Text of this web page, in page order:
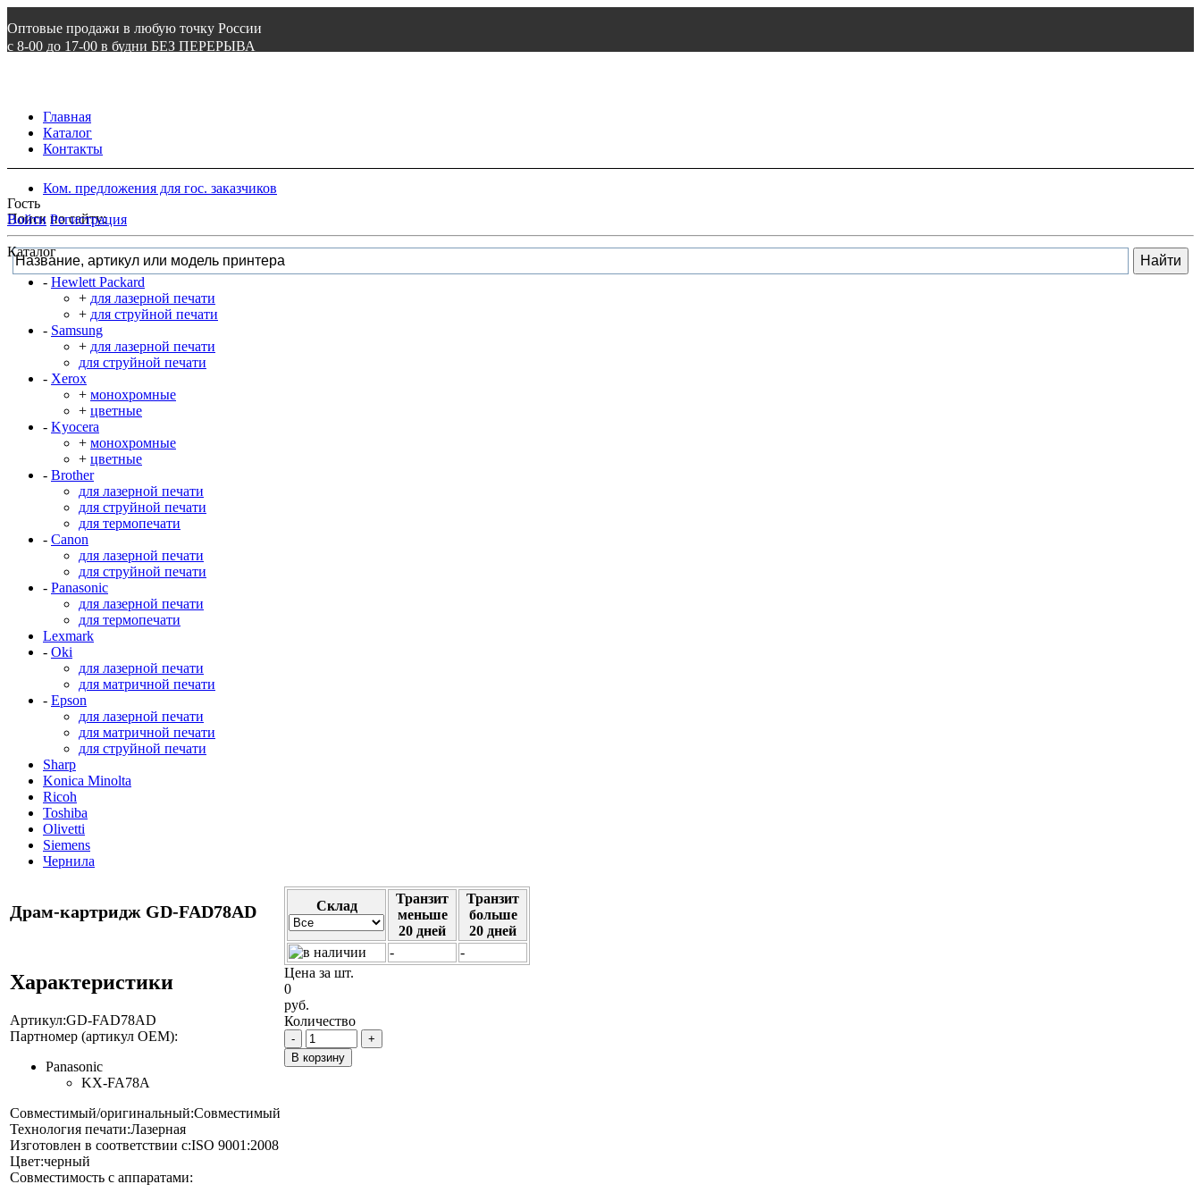
Оптовые продажи в любую точку России
с 8-00 до 17-00 в будни БЕЗ ПЕРЕРЫВА
Главная
Каталог
Контакты
Ком. предложения для гос. заказчиков
Поиск по сайту:
Гость
Войти Регистрация
Каталог
- Hewlett Packard
+ для лазерной печати
+ для струйной печати
- Samsung
+ для лазерной печати
для струйной печати
- Xerox
+ монохромные
+ цветные
- Kyocera
+ монохромные
+ цветные
- Brother
для лазерной печати
для струйной печати
для термопечати
- Canon
для лазерной печати
для струйной печати
- Panasonic
для лазерной печати
для термопечати
Lexmark
- Oki
для лазерной печати
для матричной печати
- Epson
для лазерной печати
для матричной печати
для струйной печати
Sharp
Konica Minolta
Ricoh
Toshiba
Olivetti
Siemens
Чернила
Драм-картридж GD-FAD78AD
Характеристики
Артикул:GD-FAD78AD
Партномер (артикул OEM):
Panasonic
KX-FA78A
Совместимый/оригинальный:Совместимый
Технология печати:Лазерная
Изготовлен в соответствии с:ISO 9001:2008
Цвет:черный
Совместимость с аппаратами:
Cклад
Транзит
меньше
20 дней
Транзит
больше
20 дней
-
-
Цена за шт.
0
руб.
Количество
-
+
В корзину